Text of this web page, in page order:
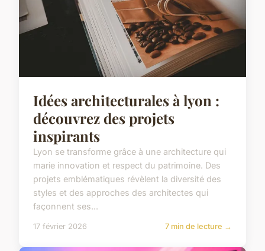
Idées architecturales à lyon :
découvrez des projets
inspirants
Lyon se transforme grâce à une architecture qui
marie innovation et respect du patrimoine. Des
projets emblématiques révèlent la diversité des
styles et des approches des architectes qui
façonnent ses...
17 février 2026 7 min de lecture →